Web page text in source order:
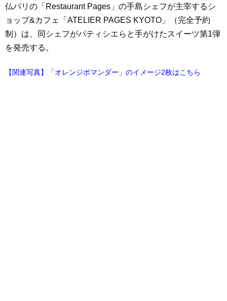
仏パリの「Restaurant Pages」の手島シェフが主宰するシ
ョップ&カフェ「ATELIER PAGES KYOTO」（完全予約
制）は、同シェフがパティシエらと手がけたスイーツ第1弾
を発売する。
【関連写真】「オレンジポマンダー」のイメージ2枚はこちら